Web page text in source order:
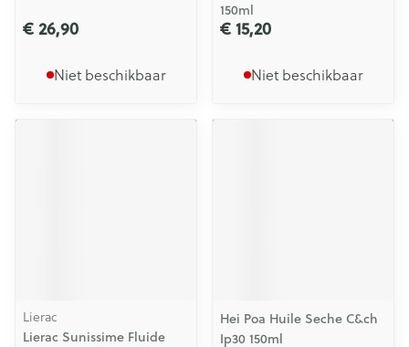
€ 26,90
Niet beschikbaar
150ml
€ 15,20
Niet beschikbaar
Lierac
Lierac Sunissime Fluide
Hei Poa Huile Seche C&ch
Ip30 150ml